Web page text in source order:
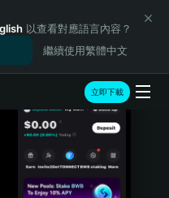
以查看對應語言內容？
繼續使用繁體中文
立即下載